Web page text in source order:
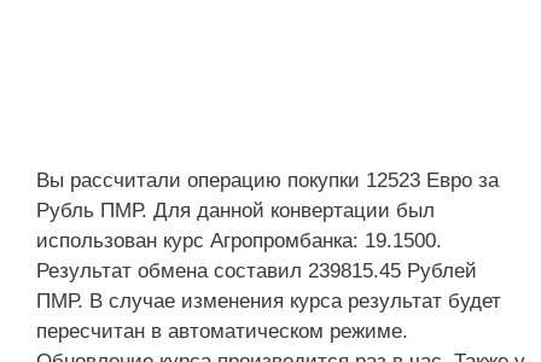
Вы рассчитали операцию покупки 12523 Евро за
Рубль ПМР. Для данной конвертации был
использован курс Агропромбанка: 19.1500.
Результат обмена составил 239815.45 Рублей
ПМР. В случае изменения курса результат будет
пересчитан в автоматическом режиме.